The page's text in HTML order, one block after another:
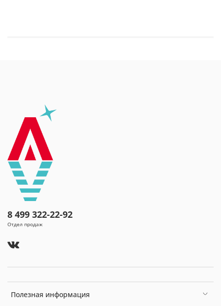
Полезная информация
8 499 322-22-92
Отдел продаж